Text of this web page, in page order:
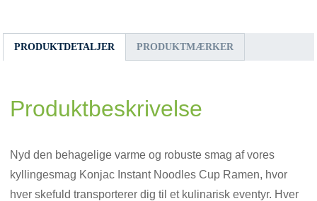
PRODUKTDETALJER PRODUKTMÆRKER
Produktbeskrivelse
Nyd den behagelige varme og robuste smag af vores
kyllingesmag Konjac Instant Noodles Cup Ramen, hvor
hver skefuld transporterer dig til et kulinarisk eventyr. Hver